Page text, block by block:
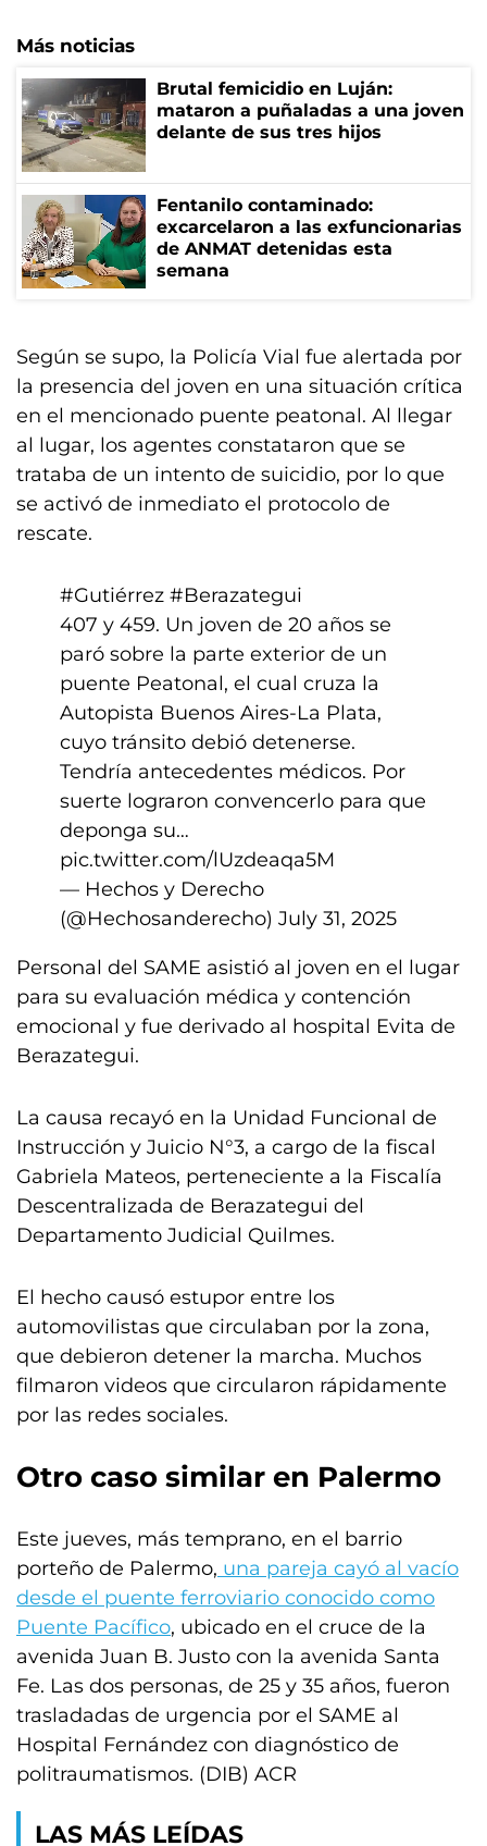
Más noticias
Brutal femicidio en Luján:
mataron a puñaladas a una joven
delante de sus tres hijos
Fentanilo contaminado:
excarcelaron a las exfuncionarias
de ANMAT detenidas esta
semana
Según se supo, la Policía Vial fue alertada por
la presencia del joven en una situación crítica
en el mencionado puente peatonal. Al llegar
al lugar, los agentes constataron que se
trataba de un intento de suicidio, por lo que
se activó de inmediato el protocolo de
rescate.
#Gutiérrez #Berazategui
407 y 459. Un joven de 20 años se
paró sobre la parte exterior de un
puente Peatonal, el cual cruza la
Autopista Buenos Aires-La Plata,
cuyo tránsito debió detenerse.
Tendría antecedentes médicos. Por
suerte lograron convencerlo para que
deponga su…
pic.twitter.com/lUzdeaqa5M
— Hechos y Derecho
(@Hechosanderecho) July 31, 2025
Personal del SAME asistió al joven en el lugar
para su evaluación médica y contención
emocional y fue derivado al hospital Evita de
Berazategui.
La causa recayó en la Unidad Funcional de
Instrucción y Juicio N°3, a cargo de la fiscal
Gabriela Mateos, perteneciente a la Fiscalía
Descentralizada de Berazategui del
Departamento Judicial Quilmes.
El hecho causó estupor entre los
automovilistas que circulaban por la zona,
que debieron detener la marcha. Muchos
filmaron videos que circularon rápidamente
por las redes sociales.
Otro caso similar en Palermo
Este jueves, más temprano, en el barrio
porteño de Palermo, una pareja cayó al vacío
desde el puente ferroviario conocido como
Puente Pacífico, ubicado en el cruce de la
avenida Juan B. Justo con la avenida Santa
Fe. Las dos personas, de 25 y 35 años, fueron
trasladadas de urgencia por el SAME al
Hospital Fernández con diagnóstico de
politraumatismos. (DIB) ACR
LAS MÁS LEÍDAS